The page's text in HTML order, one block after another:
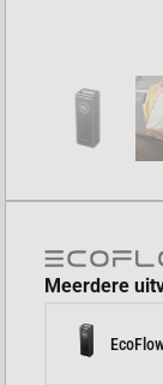
Meerdere